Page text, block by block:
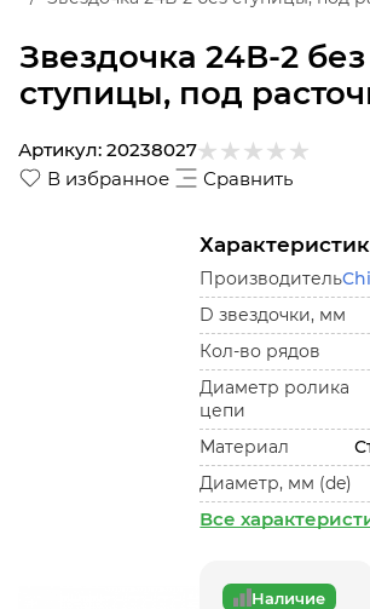
Звездочка 24В-2 без
ступицы, под
В избранное Сравнить
Артикул: 20238027
Производитель
D звездочки, мм
Кол-во рядов
Диаметр ролика
цепи
Материал
Диаметр, мм (de)
Все
Наличие